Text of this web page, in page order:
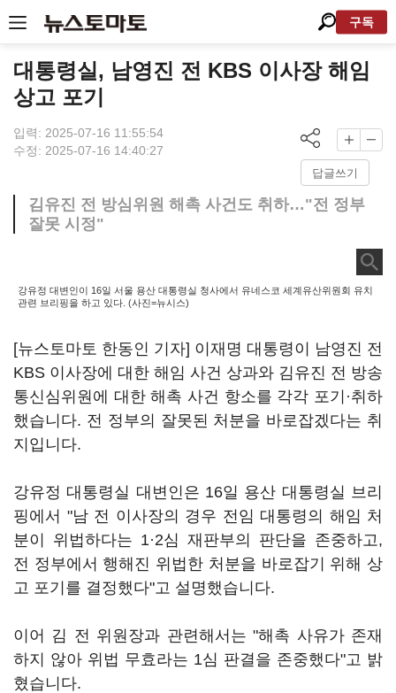
구독
대통령실, 남영진 전 KBS 이사장 해임
상고 포기
입력: 2025-07-16 11:55:54
수정: 2025-07-16 14:40:27
답글쓰기
김유진 전 방심위원 해촉 사건도 취하…"전 정부
잘못 시정"
강유정 대변인이 16일 서울 용산 대통령실 청사에서 유네스코 세계유산위원회 유치
관련 브리핑을 하고 있다. (사진=뉴시스)
[뉴스토마토 한동인 기자] 이재명 대통령이 남영진 전
KBS 이사장에 대한 해임 사건 상과와 김유진 전 방송
통신심위원에 대한 해촉 사건 항소를 각각 포기·취하
했습니다. 전 정부의 잘못된 처분을 바로잡겠다는 취
지입니다.
강유정 대통령실 대변인은 16일 용산 대통령실 브리
핑에서 "남 전 이사장의 경우 전임 대통령의 해임 처
분이 위법하다는 1·2심 재판부의 판단을 존중하고,
전 정부에서 행해진 위법한 처분을 바로잡기 위해 상
고 포기를 결정했다"고 설명했습니다.
이어 김 전 위원장과 관련해서는 "해촉 사유가 존재
하지 않아 위법 무효라는 1심 판결을 존중했다"고 밝
혔습니다.